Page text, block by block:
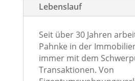
Lebenslauf
Seit über 30 Jahren
Pahnke in der
immer mit dem
Transaktionen. Von